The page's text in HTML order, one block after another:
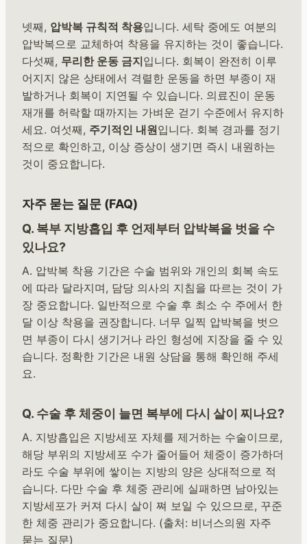
넷째, 압박복 규칙적 착용입니다. 세탁 중에도 여분의
압박복으로 교체하여 착용을 유지하는 것이 좋습니다.
다섯째, 무리한 운동 금지입니다. 회복이 완전히 이루
어지지 않은 상태에서 격렬한 운동을 하면 부종이 재
발하거나 회복이 지연될 수 있습니다. 의료진이 운동
재개를 허락할 때까지는 가벼운 걷기 수준에서 유지하
세요. 여섯째, 주기적인 내원입니다. 회복 경과를 정기
적으로 확인하고, 이상 증상이 생기면 즉시 내원하는
것이 중요합니다.
자주 묻는 질문 (FAQ)
Q. 복부 지방흡입 후 언제부터 압박복을 벗을 수
있나요?
A. 압박복 착용 기간은 수술 범위와 개인의 회복 속도
에 따라 달라지며, 담당 의사의 지침을 따르는 것이 가
장 중요합니다. 일반적으로 수술 후 최소 수 주에서 한
달 이상 착용을 권장합니다. 너무 일찍 압박복을 벗으
면 부종이 다시 생기거나 라인 형성에 지장을 줄 수 있
습니다. 정확한 기간은 내원 상담을 통해 확인해 주세
요.
Q. 수술 후 체중이 늘면 복부에 다시 살이 찌나요?
A. 지방흡입은 지방세포 자체를 제거하는 수술이므로,
해당 부위의 지방세포 수가 줄어들어 체중이 증가하더
라도 수술 부위에 쌓이는 지방의 양은 상대적으로 적
습니다. 다만 수술 후 체중 관리에 실패하면 남아있는
지방세포가 커져 다시 살이 쪄 보일 수 있으므로, 꾸준
한 체중 관리가 중요합니다. (출처: 비너스의원 자주
묻는 질문)